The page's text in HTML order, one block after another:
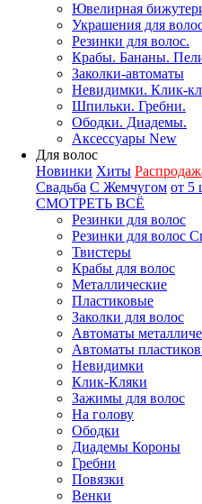
Ювелирная
Украшения для
Резинки для волос.
Крабы. Бананы.
Заколки-автоматы
Невидимки. Клик-
Шпильки. Гребни.
Ободки. Диадемы.
Аксессуары New
Для волос
Новинки Хиты
Свадьба С Жемчугом от 5
СМОТРЕТЬ ВСЁ
Резинки для волос
Резинки для волос
Твистеры
Крабы для волос
Металлические
Пластиковые
Заколки для волос
Автоматы
Автоматы
Невидимки
Клик-Кляки
Зажимы для волос
На голову
Ободки
Диадемы Короны
Гребни
Повязки
Венки